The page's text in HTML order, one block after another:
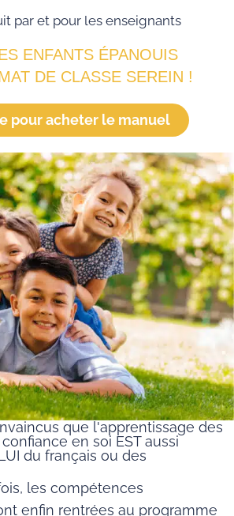
par et pour les enseignants
ENFANTS ÉPANOUIS
DE CLASSE SEREIN !
pour acheter le manuel
que l'apprentissage des
en soi EST aussi
du français ou des
les compétences
enfin rentrées au programme